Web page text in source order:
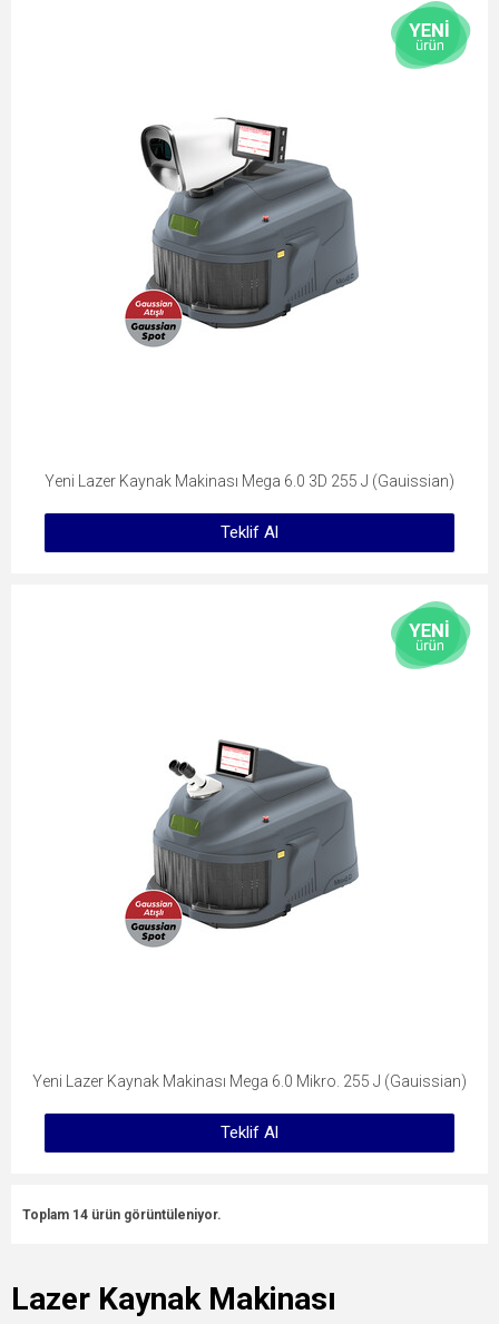
Yeni Lazer Kaynak Makinası Mega 6.0 3D 255 J (Gauissian)
Teklif Al
Yeni Lazer Kaynak Makinası Mega 6.0 Mikro. 255 J (Gauissian)
Teklif Al
Toplam 14 ürün görüntüleniyor.
Lazer Kaynak Makinası